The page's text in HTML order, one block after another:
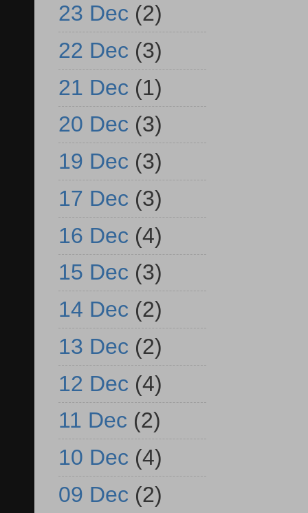
23 Dec (2)
22 Dec (3)
21 Dec (1)
20 Dec (3)
19 Dec (3)
17 Dec (3)
16 Dec (4)
15 Dec (3)
14 Dec (2)
13 Dec (2)
12 Dec (4)
11 Dec (2)
10 Dec (4)
09 Dec (2)